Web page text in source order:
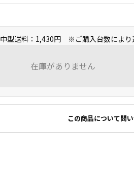
中型送料：1,430円 ※ご購入台数により
在庫がありません
この商品について問